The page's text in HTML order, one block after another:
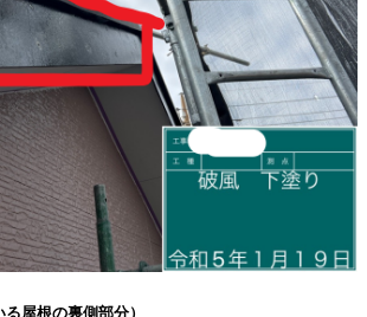
る屋根の裏側部分）